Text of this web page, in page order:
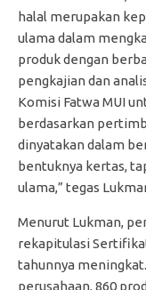
halal merupakan
ulama dalam
produk dengan
pengkajian dan
Komisi Fatwa MUI
berdasarkan
dinyatakan dalam
bentuknya kertas,
ulama,” tegas
Menurut Lukman,
rekapitulasi
tahunnya
perusahaan, 860